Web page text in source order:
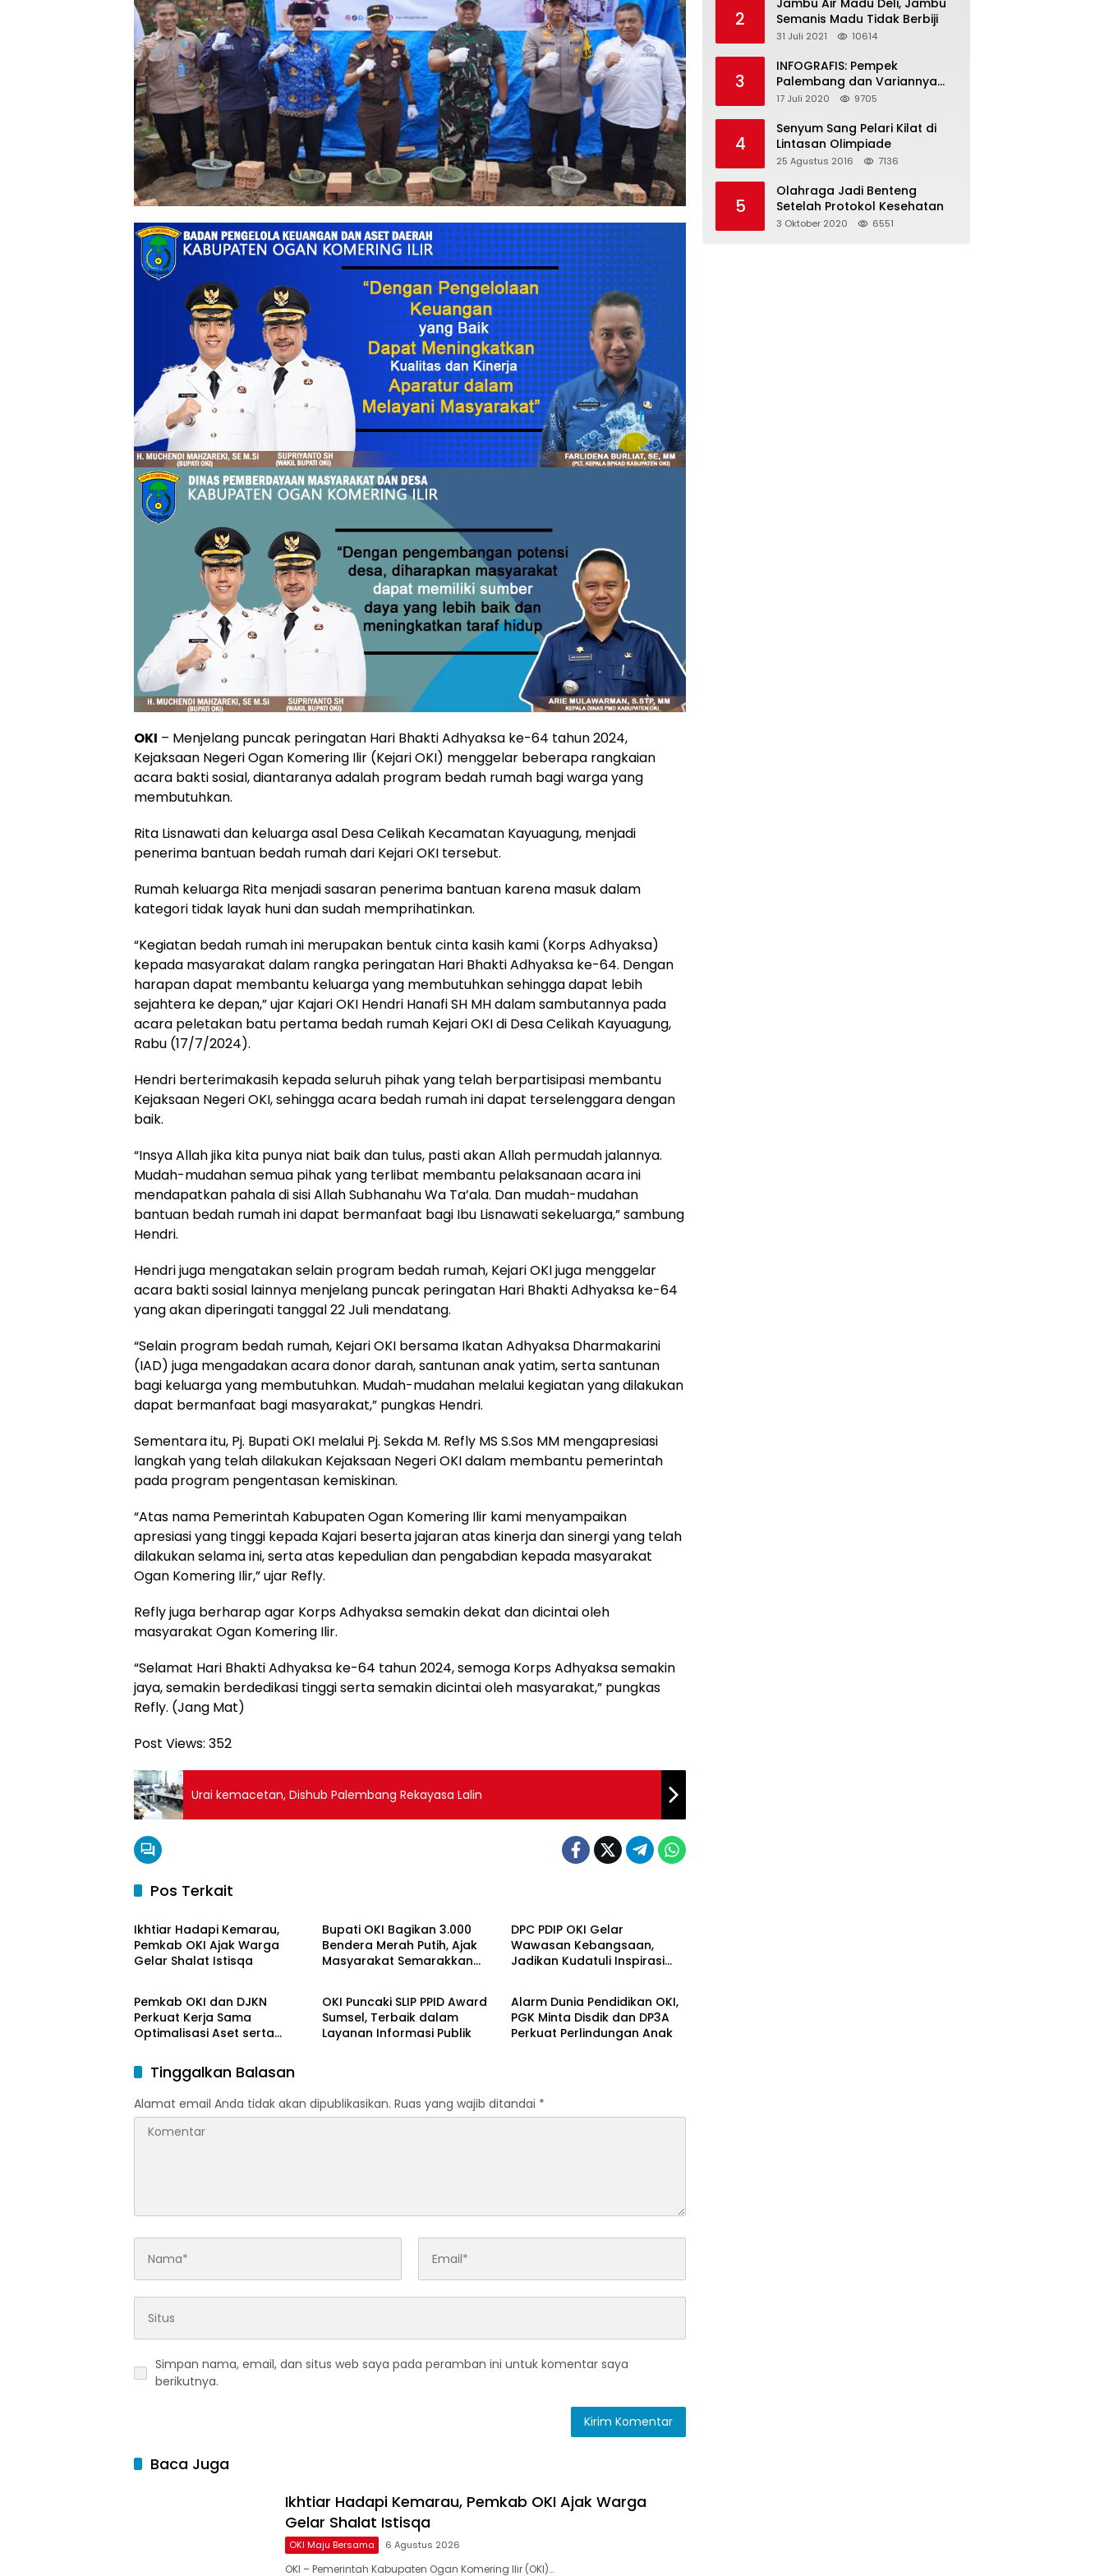
OKI – Menjelang puncak peringatan Hari Bhakti Adhyaksa ke-64 tahun 2024,
Kejaksaan Negeri Ogan Komering Ilir (Kejari OKI) menggelar beberapa rangkaian
acara bakti sosial, diantaranya adalah program bedah rumah bagi warga yang
membutuhkan.
Rita Lisnawati dan keluarga asal Desa Celikah Kecamatan Kayuagung, menjadi
penerima bantuan bedah rumah dari Kejari OKI tersebut.
Rumah keluarga Rita menjadi sasaran penerima bantuan karena masuk dalam
kategori tidak layak huni dan sudah memprihatinkan.
“Kegiatan bedah rumah ini merupakan bentuk cinta kasih kami (Korps Adhyaksa)
kepada masyarakat dalam rangka peringatan Hari Bhakti Adhyaksa ke-64. Dengan
harapan dapat membantu keluarga yang membutuhkan sehingga dapat lebih
sejahtera ke depan,” ujar Kajari OKI Hendri Hanafi SH MH dalam sambutannya pada
acara peletakan batu pertama bedah rumah Kejari OKI di Desa Celikah Kayuagung,
Rabu (17/7/2024).
Hendri berterimakasih kepada seluruh pihak yang telah berpartisipasi membantu
Kejaksaan Negeri OKI, sehingga acara bedah rumah ini dapat terselenggara dengan
baik.
“Insya Allah jika kita punya niat baik dan tulus, pasti akan Allah permudah jalannya.
Mudah-mudahan semua pihak yang terlibat membantu pelaksanaan acara ini
mendapatkan pahala di sisi Allah Subhanahu Wa Ta’ala. Dan mudah-mudahan
bantuan bedah rumah ini dapat bermanfaat bagi Ibu Lisnawati sekeluarga,” sambung
Hendri.
Hendri juga mengatakan selain program bedah rumah, Kejari OKI juga menggelar
acara bakti sosial lainnya menjelang puncak peringatan Hari Bhakti Adhyaksa ke-64
yang akan diperingati tanggal 22 Juli mendatang.
“Selain program bedah rumah, Kejari OKI bersama Ikatan Adhyaksa Dharmakarini
(IAD) juga mengadakan acara donor darah, santunan anak yatim, serta santunan
bagi keluarga yang membutuhkan. Mudah-mudahan melalui kegiatan yang dilakukan
dapat bermanfaat bagi masyarakat,” pungkas Hendri.
Sementara itu, Pj. Bupati OKI melalui Pj. Sekda M. Refly MS S.Sos MM mengapresiasi
langkah yang telah dilakukan Kejaksaan Negeri OKI dalam membantu pemerintah
pada program pengentasan kemiskinan.
“Atas nama Pemerintah Kabupaten Ogan Komering Ilir kami menyampaikan
apresiasi yang tinggi kepada Kajari beserta jajaran atas kinerja dan sinergi yang telah
dilakukan selama ini, serta atas kepedulian dan pengabdian kepada masyarakat
Ogan Komering Ilir,” ujar Refly.
Refly juga berharap agar Korps Adhyaksa semakin dekat dan dicintai oleh
masyarakat Ogan Komering Ilir.
“Selamat Hari Bhakti Adhyaksa ke-64 tahun 2024, semoga Korps Adhyaksa semakin
jaya, semakin berdedikasi tinggi serta semakin dicintai oleh masyarakat,” pungkas
Refly. (Jang Mat)
Post Views: 352
Urai kemacetan, Dishub Palembang Rekayasa Lalin
Pos Terkait
OKI Maju Bersama
Ikhtiar Hadapi Kemarau,
Pemkab OKI Ajak Warga
Gelar Shalat Istisqa
Bupati OKI Bagikan 3.000
Bendera Merah Putih, Ajak
Masyarakat Semarakkan
DPC PDIP OKI Gelar
Wawasan Kebangsaan,
Jadikan Kudatuli Inspirasi
OKI Maju Bersama
Pemkab OKI dan DJKN
Perkuat Kerja Sama
Optimalisasi Aset serta
OKI Maju Bersama
OKI Puncaki SLIP PPID Award
Sumsel, Terbaik dalam
Layanan Informasi Publik
OKI Maju Bersama
Alarm Dunia Pendidikan OKI,
PGK Minta Disdik dan DP3A
Perkuat Perlindungan Anak
Tinggalkan Balasan
Alamat email Anda tidak akan dipublikasikan. Ruas yang wajib ditandai *
Simpan nama, email, dan situs web saya pada peramban ini untuk komentar saya
berikutnya.
Baca Juga
Ikhtiar Hadapi Kemarau, Pemkab OKI Ajak Warga
Gelar Shalat Istisqa
OKI Maju Bersama 6 Agustus 2026
OKI – Pemerintah Kabupaten Ogan Komering Ilir (OKI)…
2
Jambu Air Madu Deli, Jambu
Semanis Madu Tidak Berbiji
31 Juli 2021 10614
3
INFOGRAFIS: Pempek
Palembang dan Variannya
yang Melegenda
17 Juli 2020 9705
4
Senyum Sang Pelari Kilat di
Lintasan Olimpiade
25 Agustus 2016 7136
5
Olahraga Jadi Benteng
Setelah Protokol Kesehatan
3 Oktober 2020 6551